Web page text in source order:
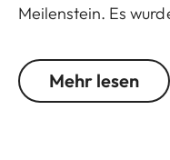
Meilenstein. Es
Gewicht und
kompakteste und
Mehr lesen